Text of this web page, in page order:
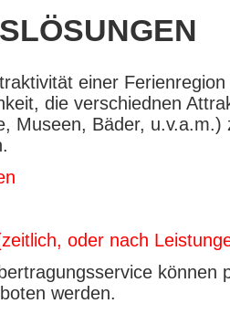
einer
die verschiednen
Museen, Bäder,
oder nach
können
werden.